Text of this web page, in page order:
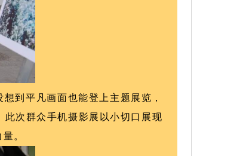
到平凡画面也能登上主题展览，
次群众手机摄影展以小切口展现
。